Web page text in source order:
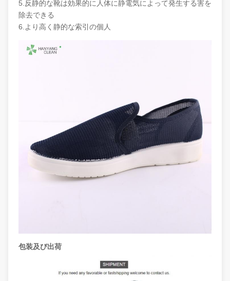
5.反静的な靴は効果的に人体に静電気によって発生する害を
除去できる
6.より高く静的な索引の個人
包装及び出荷